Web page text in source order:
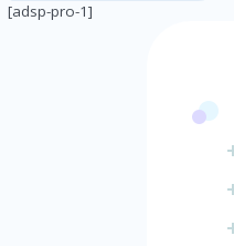
[adsp-pro-1]